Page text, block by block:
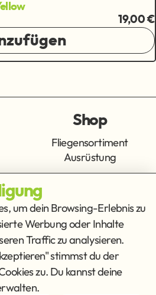
19,00 €
Shop
Fliegensortiment
Ausrüstung
Get Social
um dein Browsing-Erlebnis zu
Werbung oder Inhalte
Traffic zu analysieren.
stimmst du der
zu. Du kannst deine